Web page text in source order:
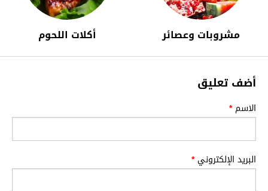
مشروبات وعصائر أكلات اللحوم
أضف تعليق
الاسم*
البريد الإلكتروني*